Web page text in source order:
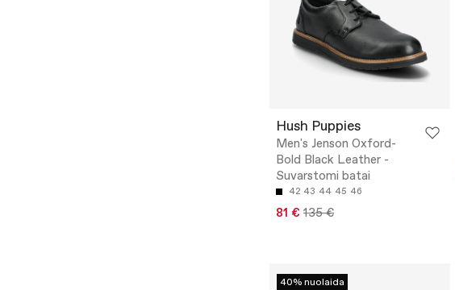
Hush Puppies
Men's Jenson Oxford-
Bold Black Leather -
Suvarstomi batai
42 43 44 45 46
81 € 135 €
40% nuolaida